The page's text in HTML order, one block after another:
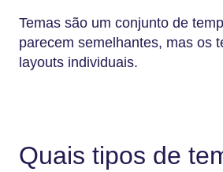
Temas são um conjunto de
parecem semelhantes, mas os
layouts individuais.
Quais tipos de